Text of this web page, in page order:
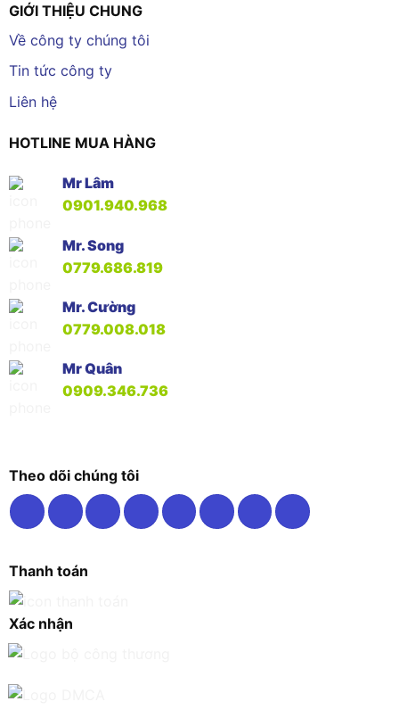
GIỚI THIỆU CHUNG
Về công ty chúng tôi
Tin tức công ty
Liên hệ
HOTLINE MUA HÀNG
Mr Lâm
0901.940.968
Mr. Song
0779.686.819
Mr. Cường
0779.008.018
Mr Quân
0909.346.736
Theo dõi chúng tôi
Thanh toán
Xác nhận